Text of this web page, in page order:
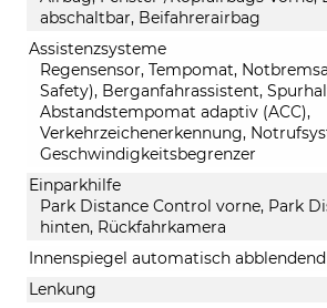
abschaltbar, Beifahrerairbag
Assistenzsysteme
Regensensor, Tempomat,
Safety), Berganfahrassistent,
Abstandstempomat adaptiv (ACC),
Verkehrzeichenerkennung,
Geschwindigkeitsbegrenzer
Einparkhilfe
Park Distance Control vorne, Park
hinten, Rückfahrkamera
Innenspiegel automatisch abblendend
Lenkung